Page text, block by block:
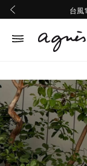
熊本
台風
熊本